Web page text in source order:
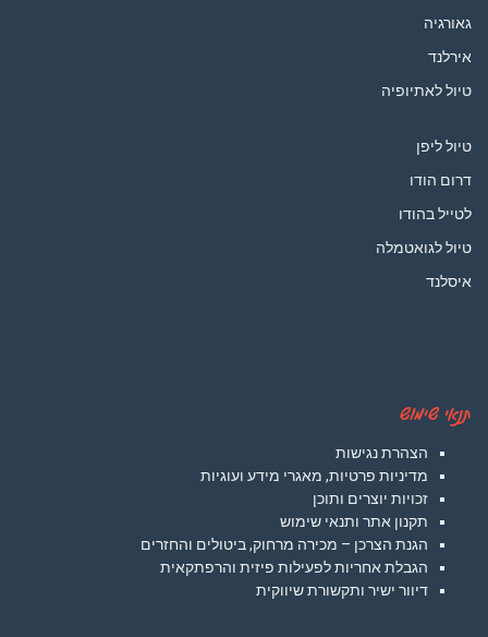
גאורגיה
אירלנד
טיול לאתיופיה
טיול ליפן
דרום הודו
לטייל בהודו
טיול לגואטמלה
איסלנד
תנאי שימוש
הצהרת נגישות
מדיניות פרטיות, מאגרי מידע ועוגיות
זכויות יוצרים ותוכן
תקנון אתר ותנאי שימוש
הגנת הצרכן – מכירה מרחוק, ביטולים והחזרים
הגבלת אחריות לפעילות פיזית והרפתקאית
דיוור ישיר ותקשורת שיווקית